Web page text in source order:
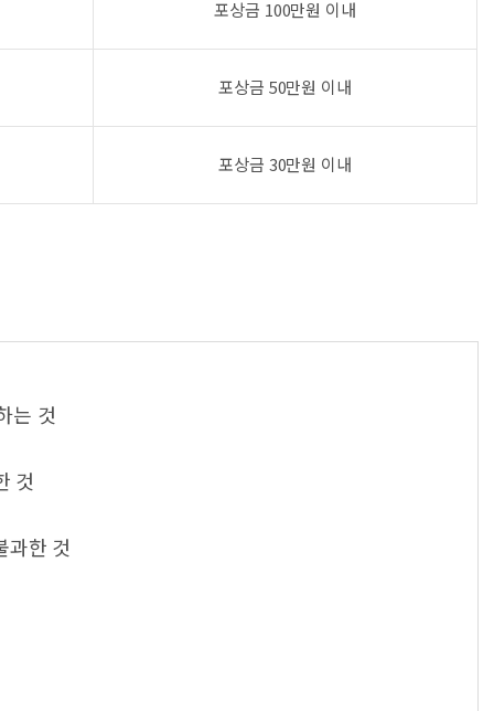
포상금 100만원 이내
포상금 50만원 이내
포상금 30만원 이내
는 것
것
과한 것